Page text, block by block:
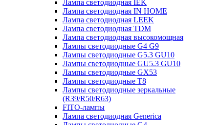
Лампа светодиодная IEK
Лампа светодиодная IN HOME
Лампа светодиодная LEEK
Лампа светодиодная TDM
Лампа светодиодная высокомощная
Лампы светодиодные G4 G9
Лампы светодиодные G5.3 GU10
Лампы светодиодные GU5.3 GU10
Лампы светодиодные GX53
Лампы светодиодные T8
Лампы светодиодные зеркальные
(R39/R50/R63)
FITO-лампы
Лампа светодиодная Generica